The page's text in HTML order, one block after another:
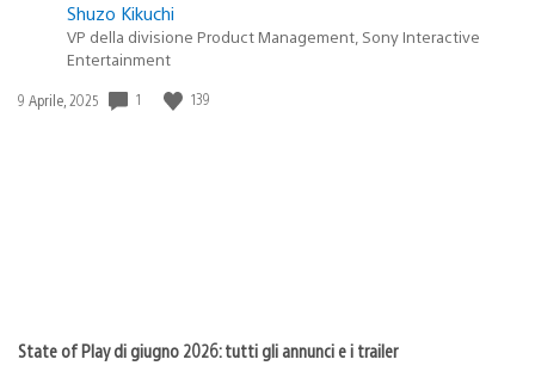
Shuzo Kikuchi
VP della divisione Product Management, Sony Interactive
Entertainment
Data
9 Aprile, 2025 1 139
State of Play di giugno 2026: tutti gli annunci e i trailer